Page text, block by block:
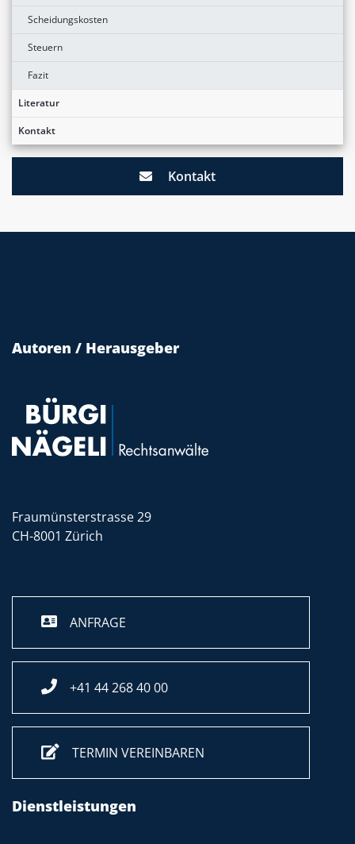
Scheidungskosten
Steuern
Fazit
Literatur
Kontakt
Kontakt
Autoren / Herausgeber
Fraumünsterstrasse 29
CH-8001 Zürich
ANFRAGE
+41 44 268 40 00
TERMIN VEREINBAREN
Dienstleistungen